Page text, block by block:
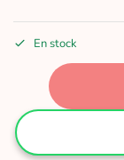
En stock